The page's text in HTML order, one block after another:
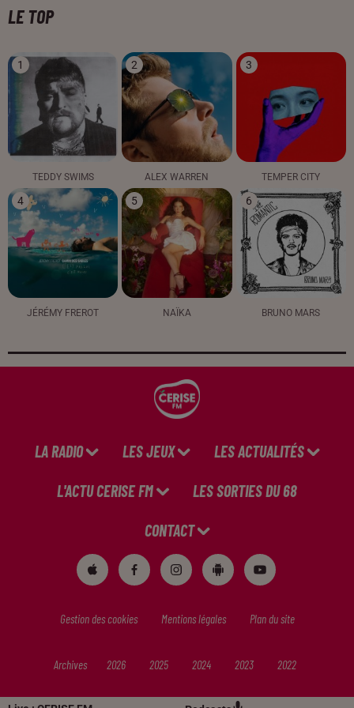
LE TOP
1
TEDDY SWIMS
2
ALEX WARREN
3
TEMPER CITY
4
JÉRÉMY FREROT
5
NAÏKA
6
BRUNO MARS
LA RADIO LES JEUX LES ACTUALITÉS
L'ACTU CERISE FM LES SORTIES DU 68
CONTACT
Gestion des cookies Mentions légales Plan du site
Archives 2026 2025 2024 2023 2022